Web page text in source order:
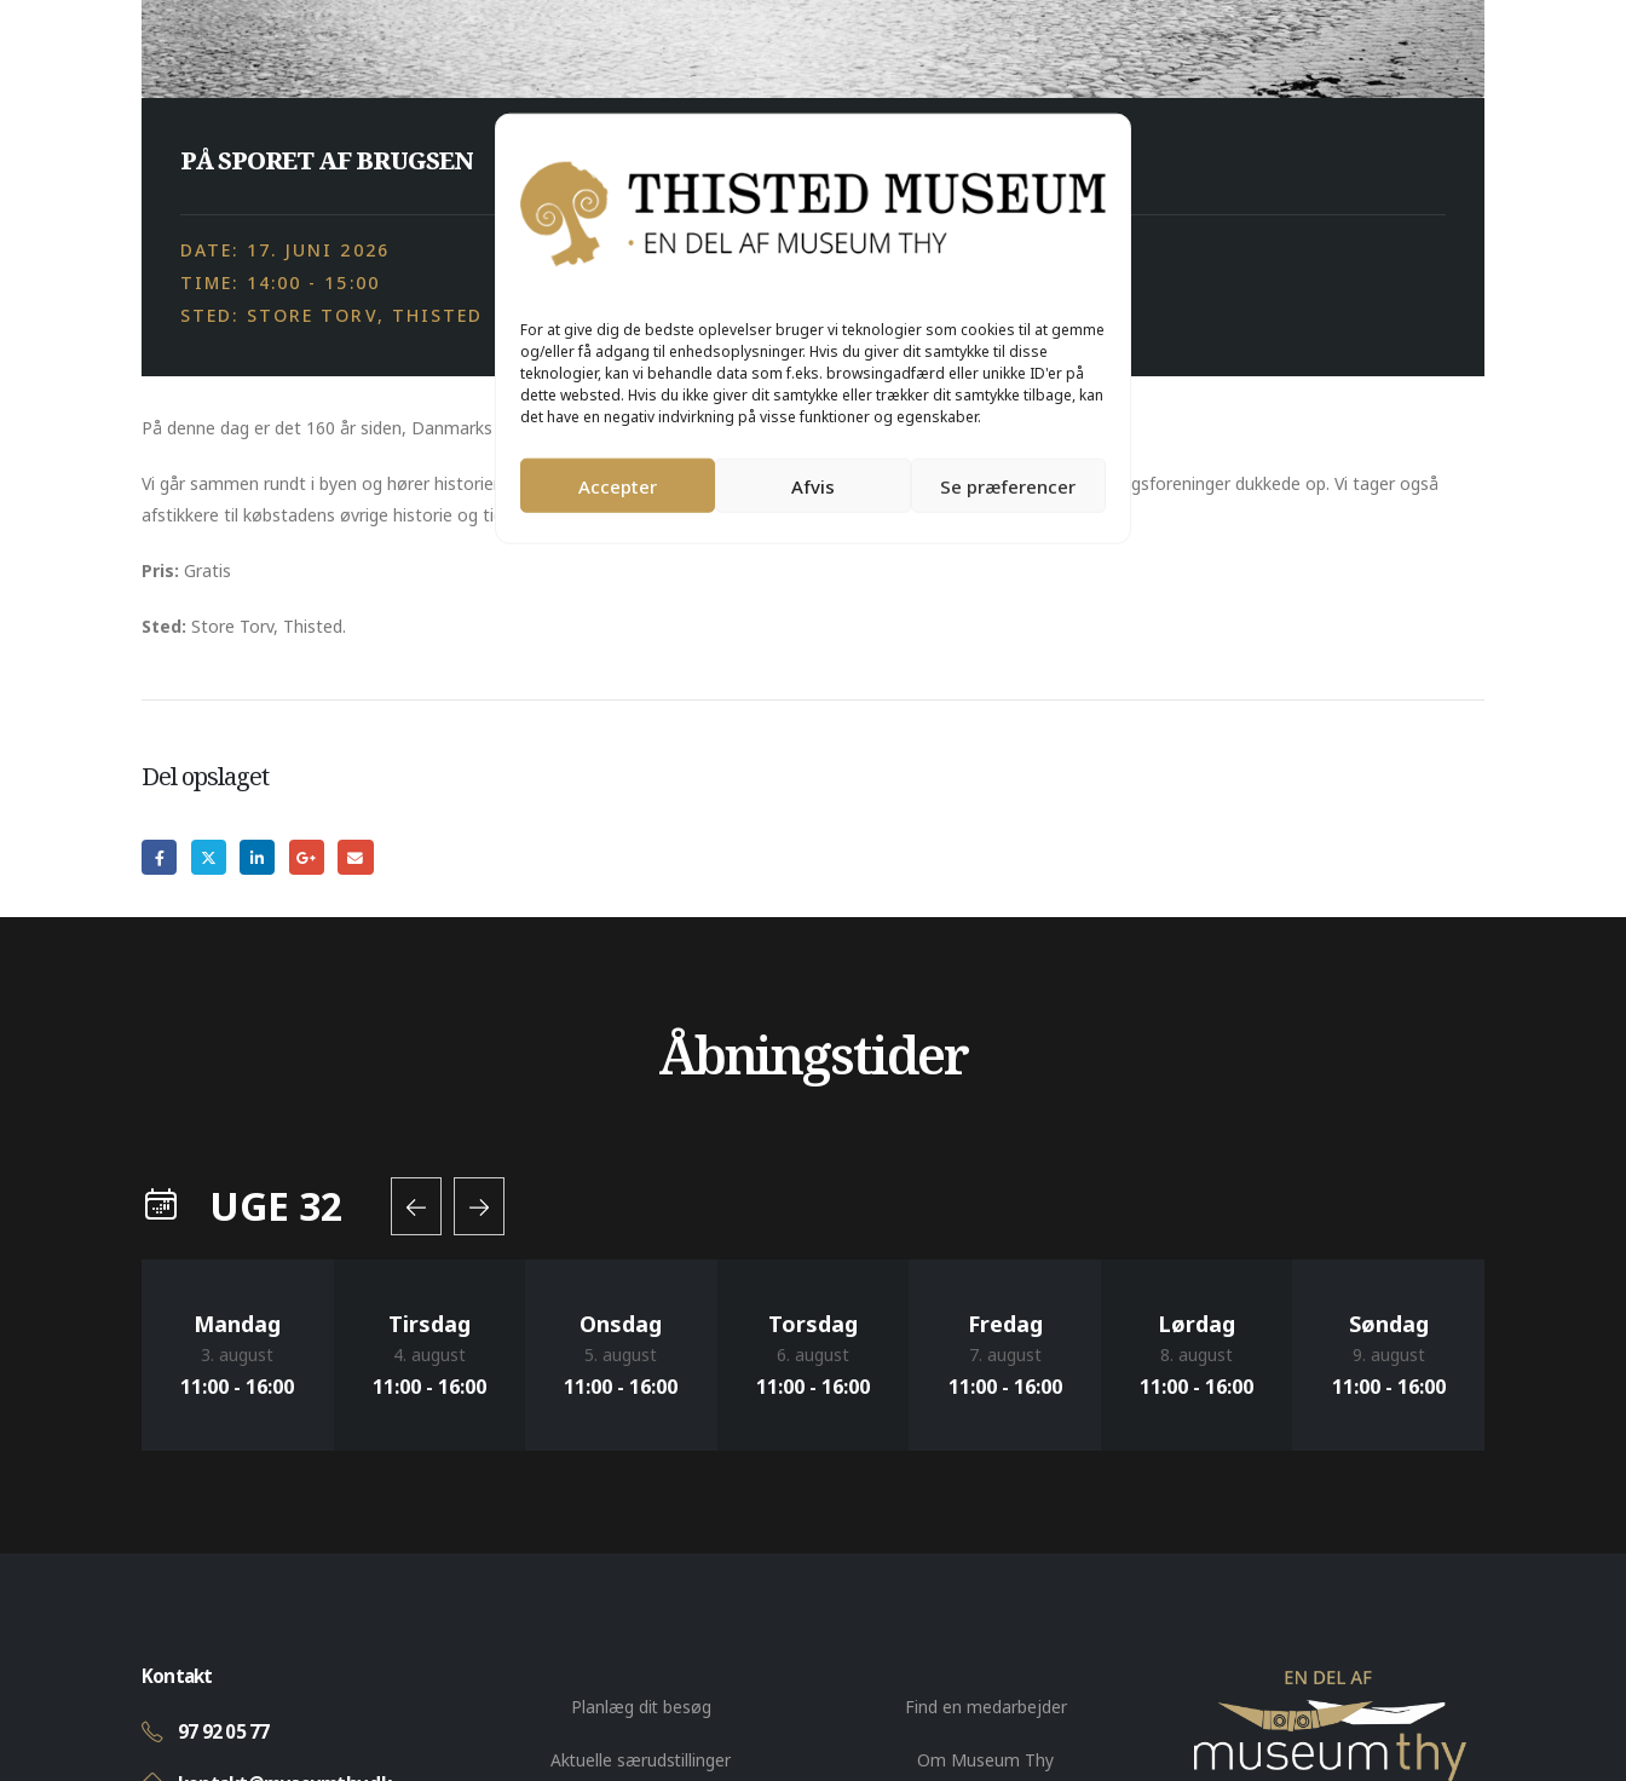
For at give dig de bedste oplevelser bruger vi teknologier som cookies til at gemme
og/eller få adgang til enhedsoplysninger. Hvis du giver dit samtykke til disse
teknologier, kan vi behandle data som f.eks. browsingadfærd eller unikke ID'er på
dette websted. Hvis du ikke giver dit samtykke eller trækker dit samtykke tilbage, kan
det have en negativ indvirkning på visse funktioner og egenskaber.
Accepter Afvis Se præferencer
PÅ SPORET AF BRUGSEN
DATE: 17. JUNI 2026
TIME: 14:00 - 15:00
STED: STORE TORV, THISTED
På denne dag er det 160 år siden, Danmarks første brugsforening – Thisted Arbejderforening – blev stiftet her i Thisted.
Vi går sammen rundt i byen og hører historier om inspirationskilderne, hvordan foreningen kom til verden - og hvor de nye brugsforeninger dukkede op. Vi tager også
afstikkere til købstadens øvrige historie og tiden, hvor provsten og arbejderne levede.
Pris: Gratis
Sted: Store Torv, Thisted.
Del opslaget
Åbningstider
UGE 32
Mandag
3. august
11:00 - 16:00
Tirsdag
4. august
11:00 - 16:00
Onsdag
5. august
11:00 - 16:00
Torsdag
6. august
11:00 - 16:00
Fredag
7. august
11:00 - 16:00
Lørdag
8. august
11:00 - 16:00
Søndag
9. august
11:00 - 16:00
Kontakt
97 92 05 77
Planlæg dit besøg
Aktuelle særudstillinger
Find en medarbejder
Om Museum Thy